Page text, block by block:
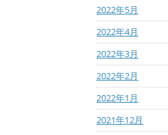
2022年5月
2022年4月
2022年3月
2022年2月
2022年1月
2021年12月